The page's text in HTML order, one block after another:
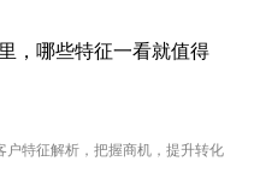
，哪些特征一看就值得
特征解析，把握商机，提升转化